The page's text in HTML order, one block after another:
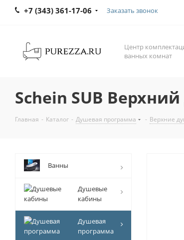
+7 (343) 361-17-06 Заказать звонок
Центр
ванных комнат
Schein SUB
Главная - Каталог - Душевая программа - Верхние
Ванны
Душевые
кабины
Душевая
программа